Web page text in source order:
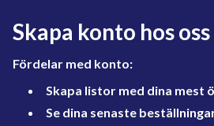
Skapa konto hos oss
Fördelar med konto:
Skapa listor med dina mest
Se dina senaste